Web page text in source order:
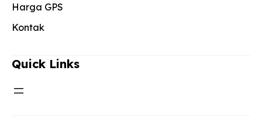
Harga GPS
Kontak
Quick Links